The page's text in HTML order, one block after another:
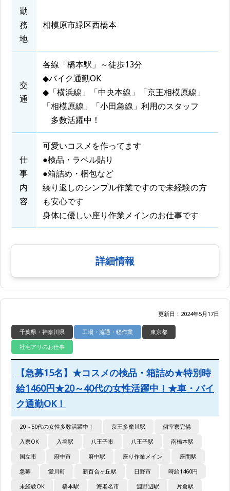
勤
務
地
相模原市緑区西橋本
交
通
各線「橋本駅」～徒歩13分
◆バイク通勤OK
◆「横浜線」「中央本線」「京王相模原線」
「相模原線」「小田急線」利用のスタッフ
多数活躍中！
仕
事
内
容
可愛いコスメを作ってます
●検品・ラベル貼り
●箱詰め・梱包など
繰り返しのシンプル作業ですので未経験の方
も安心です
身体に優しい座り作業メインのお仕事です
詳細情報
更新日：2024年5月17日
千葉県・神奈川県 工場・流通・軽作業
東京都
社宅アリのお仕事
【急募15名】★コスメの検品・箱詰め★特別時
給1460円★20～40代の女性活躍中！★車・バイ
ク通勤OK！
20～50代の女性多数活躍中！ 京王多摩川駅
個室寮完備
入寮OK
入谷駅 八王子市 八王子駅
南橋本駅
国立市
府中市 府中駅 座り作業メイン
座間駅
急募
愛川町 新百合ヶ丘駅 日野市
時給1460円
未経験OK
橋本駅 海老名市 淵野辺駅
片倉駅